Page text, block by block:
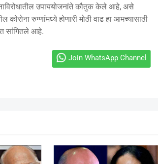
उपाययोजनांते कौतुक केले आहे, असे
रुग्णांमध्ये होणारी मोठी वाढ हा आमच्यासाठी
सांगितले आहे.
Join WhatsApp Channel